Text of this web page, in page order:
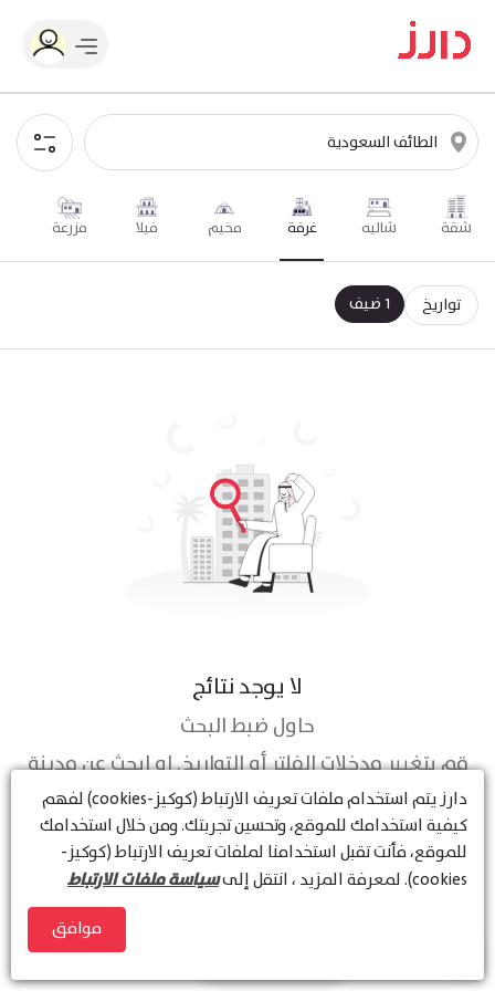
شقة شاليه غرفة مخيم فيلا مزرعة
تواريخ 1 ضيف
لا يوجد نتائج
حاول ضبط البحث
قم بتغيير مدخلات الفلتر أو التواريخ. او ابحث عن مدينة
أو منطقة أخرى
دارز
يتم استخدام ملفات تعريف الارتباط (كوكيز-cookies) لفهم
كيفية استخدامك للموقع، وتحسين تجربتك. ومن خلال استخدامك
للموقع، فأنت تقبل استخدامنا لملفات تعريف الارتباط (كوكيز-
cookies). لمعرفة المزيد ، انتقل إلى
سياسة ملفات الارتباط
موافق